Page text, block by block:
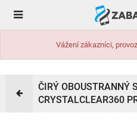
Vážení zákazníci,
ČIRÝ OBOUSTRANNÝ
CRYSTALCLEAR360